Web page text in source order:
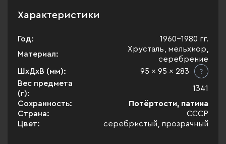
Характеристики
Год:
1960-1980 гг.
Материал:
Хрусталь, мельхиор,
серебрение
ШхДхВ (мм):
95 x 95 x 283
Вес предмета
(г):
1341
Сохранность:
Потёртости, патина
Страна:
СССР
Цвет:
серебристый, прозрачный